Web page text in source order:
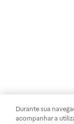
Durante sua
acompanhar a